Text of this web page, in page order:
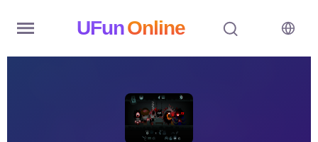
UFunOnline